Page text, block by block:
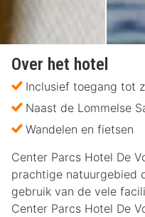
Over het hotel
Inclusief toegang tot
Naast de Lommelse
Wandelen en fietsen
Center Parcs Hotel De
prachtige natuurgebied
gebruik van de vele
Center Parcs Hotel De